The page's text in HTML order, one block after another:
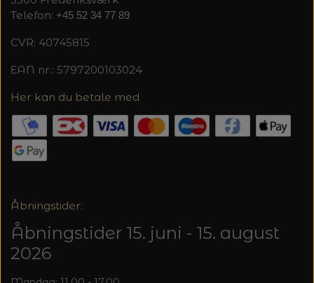
Telefon: +45 52 34 77 89
CVR: 40745815
EAN nr.: 5797200103024
Her kan du betale med
Åbningstider:
Åbningstider 15. juni - 15. august
2026